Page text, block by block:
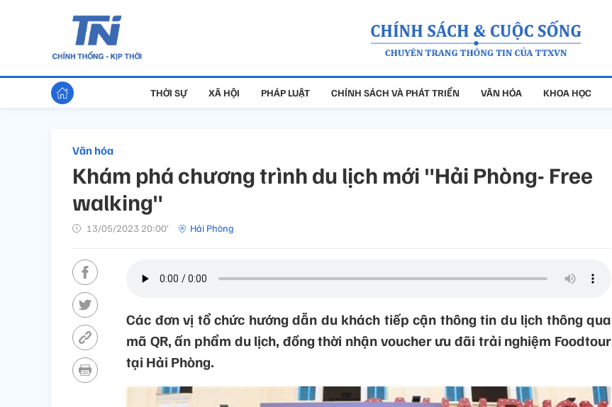
THỜI SỰ XÃ HỘI PHÁP LUẬT CHÍNH SÁCH VÀ PHÁT TRIỂN VĂN HÓA KHOA HỌC
Văn hóa
Khám phá chương trình du lịch mới "Hải Phòng- Free
walking"
13/05/2023 20:00’ Hải Phòng
Các đơn vị tổ chức hướng dẫn du khách tiếp cận thông tin du lịch thông qua
mã QR, ấn phẩm du lịch, đồng thời nhận voucher ưu đãi trải nghiệm Foodtour
tại Hải Phòng.